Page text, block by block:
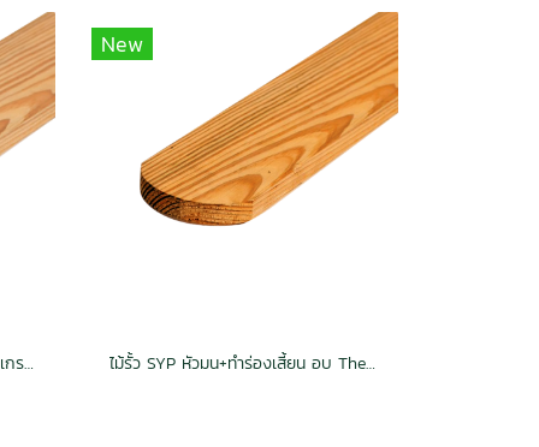
ไม้รั้ว สน SYP หัวมน อบ กันปลวก เกรดพรีเมี่ยม
New
ไม้รั้ว SYP หัวมน+ทำร่องเสี้ยน อบ Thermo Teak Grade Natural